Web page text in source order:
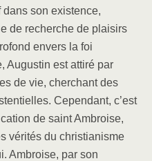
son existence,
de recherche de plaisirs
envers la foi
Augustin est attiré par
de vie, cherchant des
Cependant, c’est
de saint Ambroise,
vérités du christianisme
Ambroise, par son